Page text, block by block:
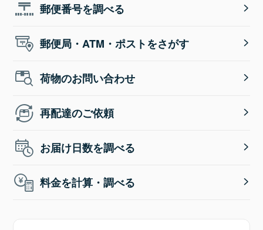
郵便番号を調べる
郵便局・ATM・ポストをさがす
荷物のお問い合わせ
再配達のご依頼
お届け日数を調べる
料金を計算・調べる